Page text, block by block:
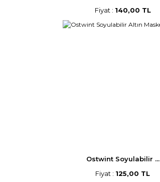
Fiyat : 140,00 TL
Ostwint Soyulabilir ...
Fiyat : 125,00 TL